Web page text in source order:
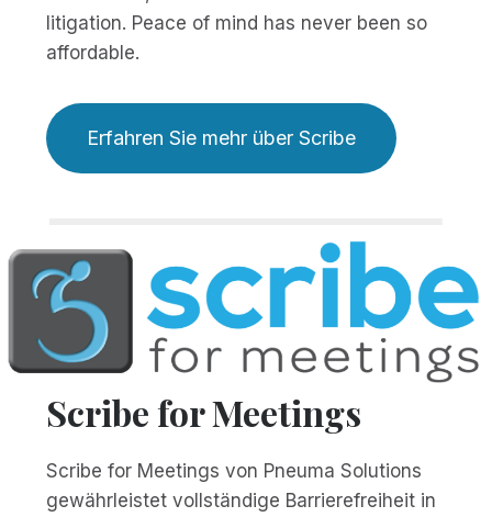
litigation. Peace of mind has never been so
affordable.
Erfahren Sie mehr über Scribe
Scribe for Meetings
Scribe for Meetings von Pneuma Solutions
gewährleistet vollständige Barrierefreiheit in